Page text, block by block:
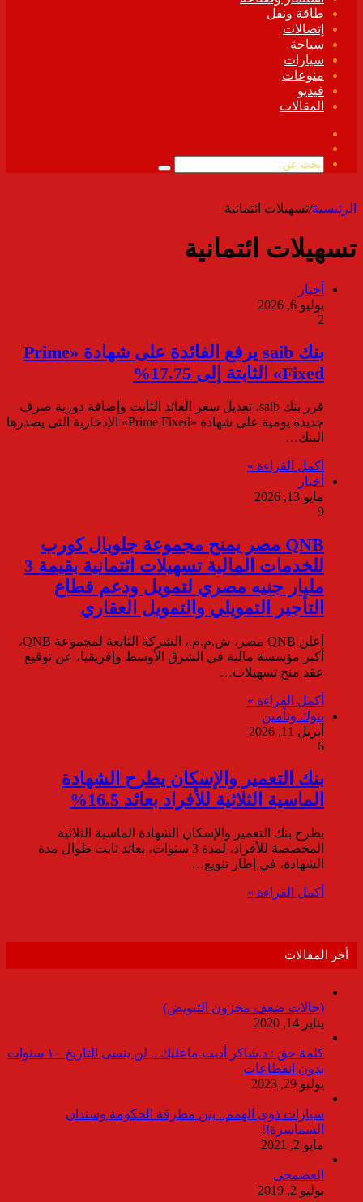
طاقة ونقل
إتصالات
سياحة
سيارات
منوعات
فيديو
المقالات
الموقع
بحث
الرئيسية/تسهيلات ائتمانية
تسهيلات ائتمانية
أخبار
يوليو 6, 2026
2
بنك saib يرفع الفائدة على شهادة «Prime
Fixed» الثابتة إلى 17.75%
قرر بنك saib، تعديل سعر العائد الثابت وإضافة دورية صرف
جديدة يومية على شهادة «Prime Fixed» الإدخارية التى يصدرها
البنك…
أكمل القراءة »
أخبار
مايو 13, 2026
9
QNB مصر يمنح مجموعة جلوبال كورب
للخدمات المالية تسهيلات ائتمانية بقيمة 3
مليار جنيه مصري لتمويل ودعم قطاع
التأجير التمويلي والتمويل العقاري
أعلن QNB مصر، ش.م.م.، الشركة التابعة لمجموعة QNB،
أكبر مؤسسة مالية في الشرق الأوسط وإفريقيا، عن توقيع
عقد منح تسهيلات…
أكمل القراءة »
بنوك وتأمين
أبريل 11, 2026
6
بنك التعمير والإسكان يطرح الشهادة
الماسية الثلاثية للأفراد بعائد 16.5%
يطرح بنك التعمير والإسكان الشهادة الماسية الثلاثية
المخصصة للأفراد، لمدة 3 سنوات، بعائد ثابت طوال مدة
الشهادة، في إطار تنويع…
أكمل القراءة »
أخر المقالات
(حالات ضعف مخزون التبويض)
يناير 14, 2020
كلمة حق : د.شاكر أديت ماعليك .. لن ينسى التاريخ ١٠ سنوات
بدون انقطاعات
يوليو 29, 2023
سيارات ذوى الهمم.. بين مطرقة الحكومة وسندان
السماسرة!!
مايو 2, 2021
العضمجى
يوليو 2, 2019